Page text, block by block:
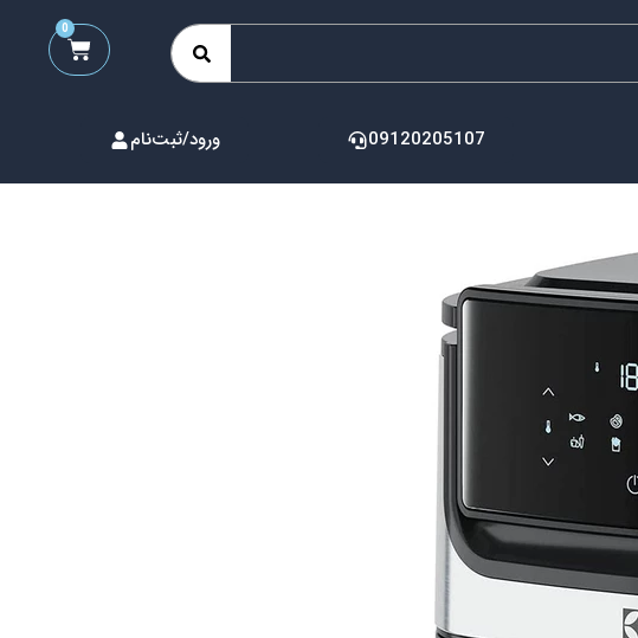
0
09120205107 ورود/ثبت‌نام